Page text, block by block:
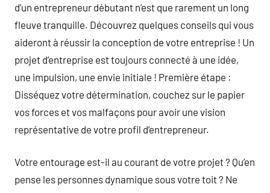
d’un entrepreneur débutant n’est que rarement un long
fleuve tranquille. Découvrez quelques conseils qui vous
aideront à réussir la conception de votre entreprise ! Un
projet d’entreprise est toujours connecté à une idée,
une impulsion, une envie initiale ! Première étape :
Disséquez votre détermination, couchez sur le papier
vos forces et vos malfaçons pour avoir une vision
représentative de votre profil d’entrepreneur.
Votre entourage est-il au courant de votre projet ? Qu’en
pense les personnes dynamique sous votre toit ? Ne